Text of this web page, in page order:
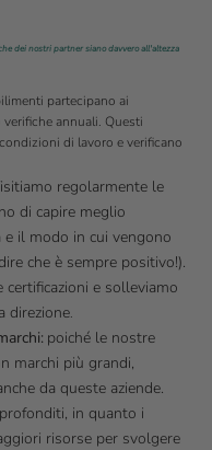
dei nostri partner siano davvero all'altezza
partecipano ai
verifiche annuali. Questi
di lavoro e verificano
regolarmente le
di capire meglio
il modo in cui vengono
che è sempre positivo!).
e solleviamo
direzione.
poiché le nostre
marchi più grandi,
da queste aziende.
in quanto i
risorse per svolgere